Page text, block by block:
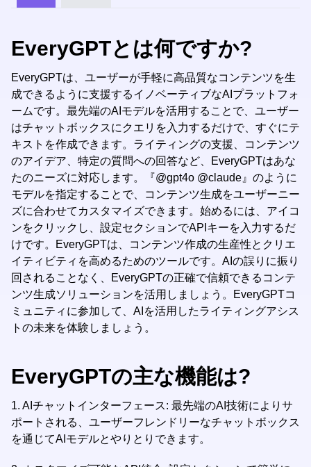
EveryGPTとは何ですか?
EveryGPTは、ユーザーが手軽に高品質なコンテンツを生
成できるように支援するイノベーティブなAIプラットフォ
ームです。最先端のAIモデルを活用することで、ユーザー
はチャットボックスにクエリを入力するだけで、すぐにテ
キストを作成できます。ライティングの支援、コンテンツ
のアイデア、特定の質問への回答など、EveryGPTはあな
たのニーズに対応します。『@gpt4o @claude』のように
モデルを指定することで、コンテンツ生成をユーザーニー
ズに合わせてカスタマイズできます。始めるには、アイコ
ンをクリックし、設定セクションでAPIキーを入力するだ
けです。EveryGPTは、コンテンツ作成の生産性とクリエ
イティビティを高めるためのツールです。AIの誤りに振り
回されることなく、EveryGPTの正確で信頼できるコンテ
ンツ生成ソリューションを活用しましょう。EveryGPTコ
ミュニティに参加して、AIを活用したライティングアシス
トの未来を体験しましょう。
EveryGPTの主な機能は?
1. AIチャットインターフェース: 最先端のAI技術によりサ
ポートされる、ユーザーフレンドリーなチャットボックス
を通じてAIモデルとやりとりできます。